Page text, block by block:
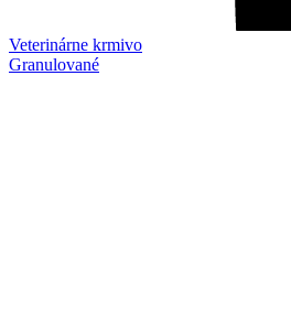
Veterinárne krmivo
Granulované